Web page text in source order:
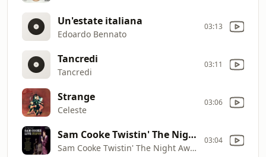
Un'estate italiana
Edoardo Bennato
03:13
Tancredi
Tancredi
03:11
Strange
Celeste
03:06
Sam Cooke Twistin' The Night Away
Sam Cooke Twistin' The Night Away
03:04